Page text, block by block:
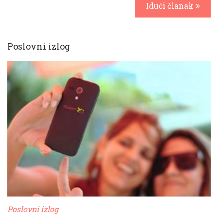
Idući članak
Poslovni izlog
Poslovni izlog